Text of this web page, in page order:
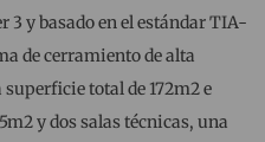
3 y basado en el estándar TIA-
de cerramiento de alta
total de 172m2 e
y dos salas técnicas, una